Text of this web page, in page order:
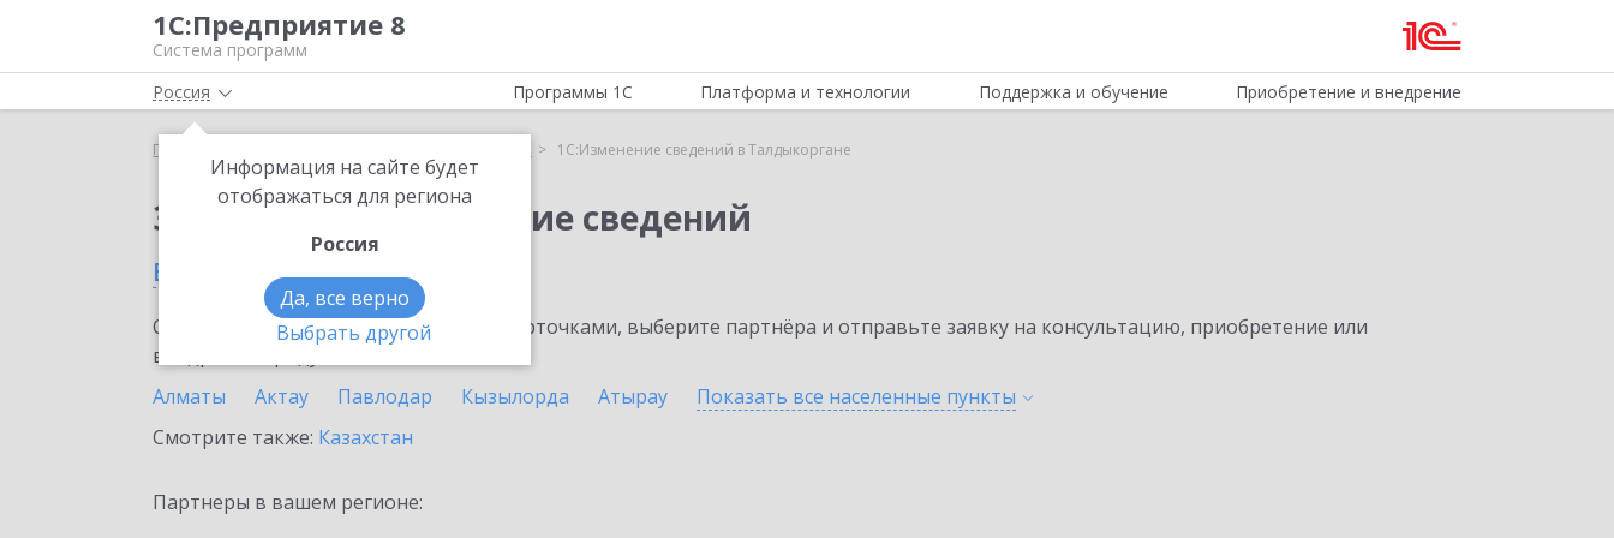
1С:Предприятие 8
Система программ
Россия
Информация на сайте будет
отображаться для региона
Россия
Да, все верно
Выбрать другой
Программы 1С Платформа и технологии Поддержка и обучение Приобретение и внедрение
Главная 1С:Изменение сведений в Талдыкоргане
Заказать 1С:Изменение сведений
в Талдыкоргане
Ознакомьтесь с информационными карточками, выберите партнёра и отправьте заявку на консультацию, приобретение или
внедрение продукта.
Алматы
Актау Павлодар Кызылорда Атырау Показать все населенные пункты
Смотрите также: Казахстан
Партнеры в вашем регионе: